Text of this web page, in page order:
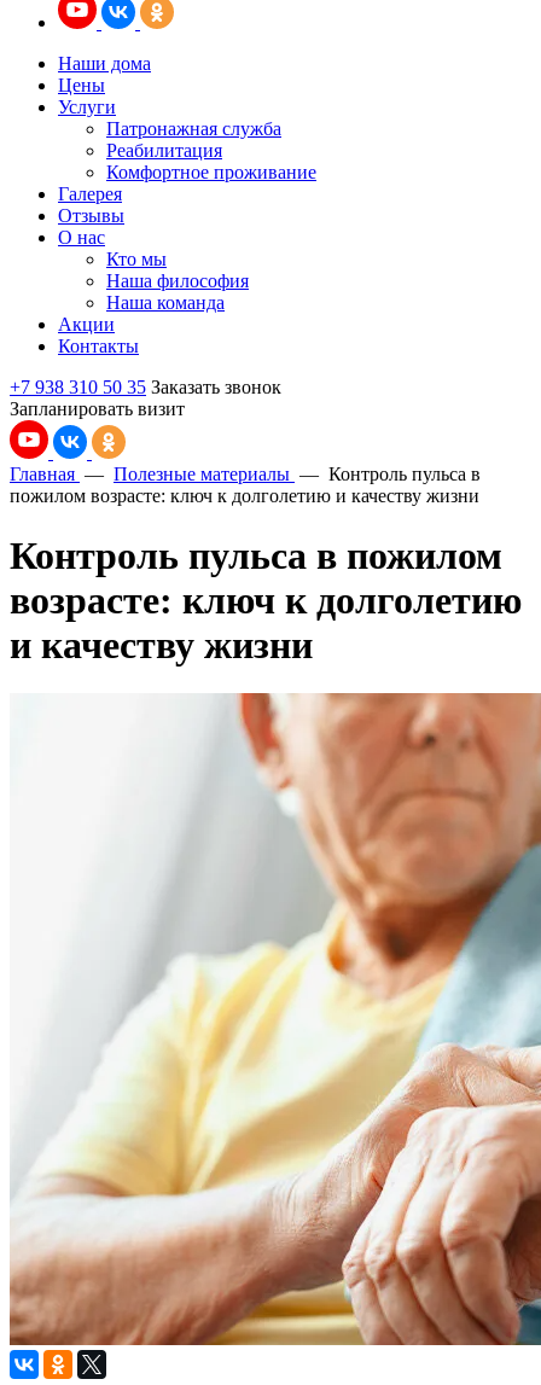
Наши дома
Цены
Услуги
Патронажная служба
Реабилитация
Комфортное проживание
Галерея
Отзывы
О нас
Кто мы
Наша философия
Наша команда
Акции
Контакты
+7 938 310 50 35 Заказать звонок
Запланировать визит
Главная — Полезные материалы — Контроль пульса в
пожилом возрасте: ключ к долголетию и качеству жизни
Контроль пульса в пожилом
возрасте: ключ к долголетию
и качеству жизни